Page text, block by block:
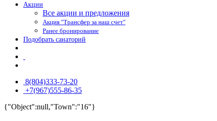
Акции
Все акции и предложения
Акция "Трансфер за наш счет"
Ранее бронирование
Подобрать санаторий
8(804)333-73-20
+7(967)555-86-35
{"Object":null,"Town":"16"}